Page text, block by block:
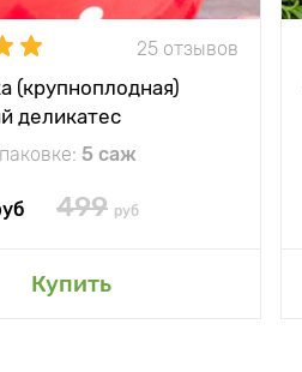
25 отзывов
(крупноплодная)
деликатес
5 саж
499 руб
Купить